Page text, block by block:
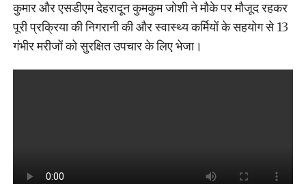
कुमार और एसडीएम देहरादून कुमकुम जोशी ने मौके पर मौजूद रहकर
पूरी प्रक्रिया की निगरानी की और स्वास्थ्य कर्मियों के सहयोग से 13
गंभीर मरीजों को सुरक्षित उपचार के लिए भेजा।